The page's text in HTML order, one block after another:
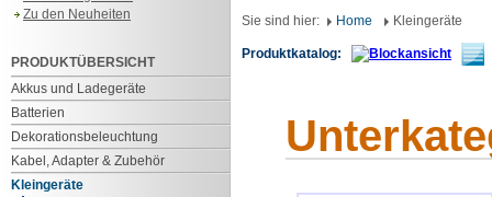
Zu den Neuheiten
PRODUKTÜBERSICHT
Akkus und Ladegeräte
Batterien
Dekorationsbeleuchtung
Kabel, Adapter & Zubehör
Kleingeräte
Sie sind hier: Home Kleingeräte
Produktkatalog: